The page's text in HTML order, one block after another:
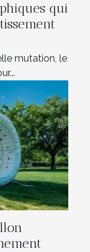
qui
mutation, le